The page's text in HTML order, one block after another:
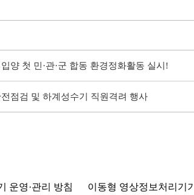
양 첫 민·관·군 합동 환경정화활동 실시!
점검 및 하계성수기 직원격려 행사
운영·관리 방침 이동형 영상정보처리기